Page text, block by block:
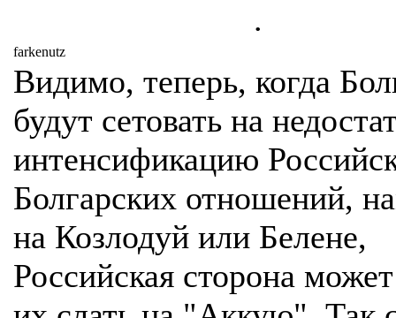
.
farkenutz
Видимо, теперь, когда
будут сетовать на
интенсификацию
Болгарских отношений,
на Козлодуй или Белене,
Российская сторона